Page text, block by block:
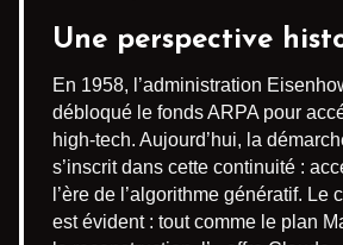
Une perspective
En 1958, l’administration
débloqué le fonds ARPA pour
high-tech. Aujourd’hui, la
s’inscrit dans cette continuité :
l’ère de l’algorithme génératif. Le
est évident : tout comme le plan